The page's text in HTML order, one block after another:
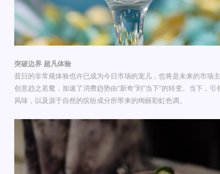
突破边界 超凡体验
昔日的非常规体验也许已成为今日市场的宠儿，也将是未来的市场
创意趋之若鹜，加速了消费趋势由"新奇"到 "当下"的转变。当下， 引
风味，以及源于自然的缤纷成分所带来的绚丽彩虹色调。